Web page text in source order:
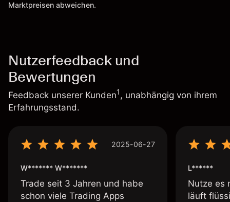
Marktpreisen abweichen.
Nutzerfeedback und
Bewertungen
Feedback unserer Kunden1, unabhängig von ihrem
Erfahrungsstand.
2025-06-27
W******* W*******
Trade seit 3 Jahren und habe
schon viele Trading Apps
L******
Nutze es
läuft